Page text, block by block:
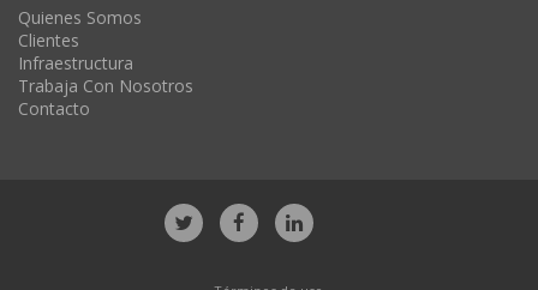
Quienes Somos
Clientes
Infraestructura
Trabaja Con Nosotros
Contacto